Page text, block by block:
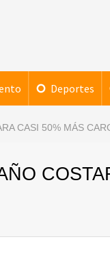
Deportes
CASI 50% MÁS